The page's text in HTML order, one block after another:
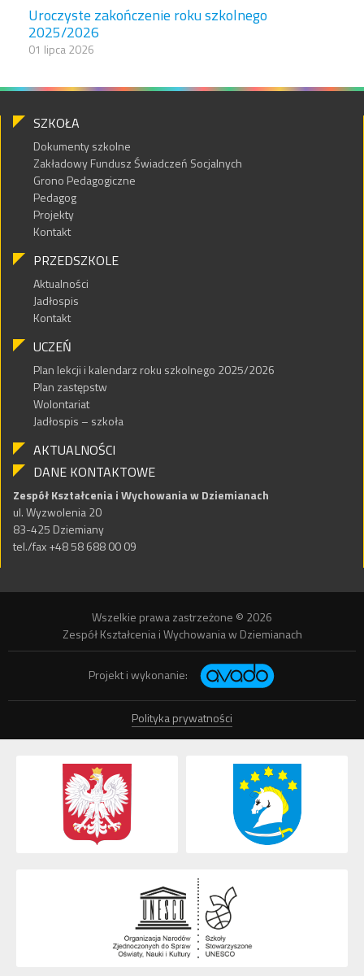
Uroczyste zakończenie roku szkolnego
2025/2026
01 lipca 2026
SZKOŁA
Dokumenty szkolne
Zakładowy Fundusz Świadczeń Socjalnych
Grono Pedagogiczne
Pedagog
Projekty
Kontakt
PRZEDSZKOLE
Aktualności
Jadłospis
Kontakt
UCZEŃ
Plan lekcji i kalendarz roku szkolnego 2025/2026
Plan zastępstw
Wolontariat
Jadłospis – szkoła
AKTUALNOŚCI
DANE KONTAKTOWE
Zespół Kształcenia i Wychowania w Dziemianach
ul. Wyzwolenia 20
83-425 Dziemiany
tel./fax +48 58 688 00 09
Wszelkie prawa zastrzeżone © 2026
Zespół Kształcenia i Wychowania w Dziemianach
Projekt i wykonanie:
Polityka prywatności